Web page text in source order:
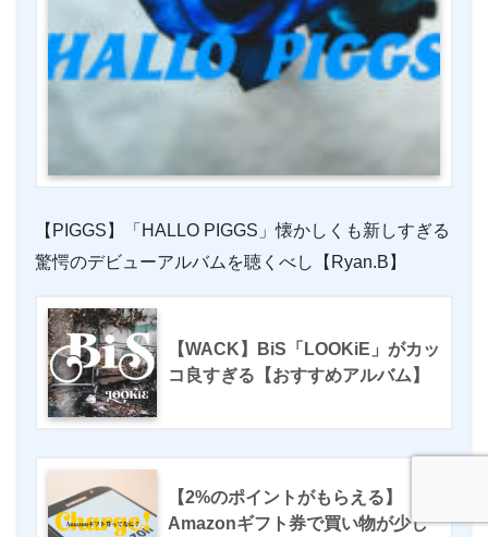
【PIGGS】「HALLO PIGGS」懐かしくも新しすぎる
驚愕のデビューアルバムを聴くべし【Ryan.B】
【WACK】BiS「LOOKiE」がカッ
コ良すぎる【おすすめアルバム】
【2%のポイントがもらえる】
Amazonギフト券で買い物が少し